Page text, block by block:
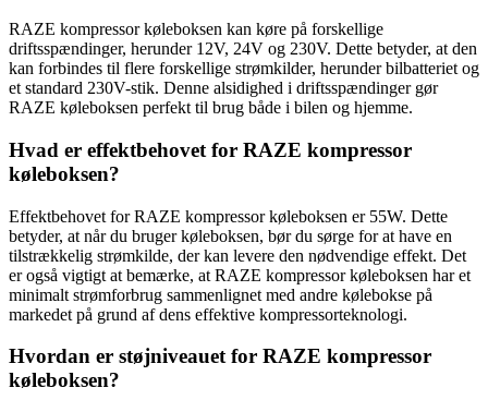
RAZE kompressor køleboksen kan køre på forskellige
driftsspændinger, herunder 12V, 24V og 230V. Dette betyder, at den
kan forbindes til flere forskellige strømkilder, herunder bilbatteriet og
et standard 230V-stik. Denne alsidighed i driftsspændinger gør
RAZE køleboksen perfekt til brug både i bilen og hjemme.
Hvad er effektbehovet for RAZE kompressor
køleboksen?
Effektbehovet for RAZE kompressor køleboksen er 55W. Dette
betyder, at når du bruger køleboksen, bør du sørge for at have en
tilstrækkelig strømkilde, der kan levere den nødvendige effekt. Det
er også vigtigt at bemærke, at RAZE kompressor køleboksen har et
minimalt strømforbrug sammenlignet med andre kølebokse på
markedet på grund af dens effektive kompressorteknologi.
Hvordan er støjniveauet for RAZE kompressor
køleboksen?